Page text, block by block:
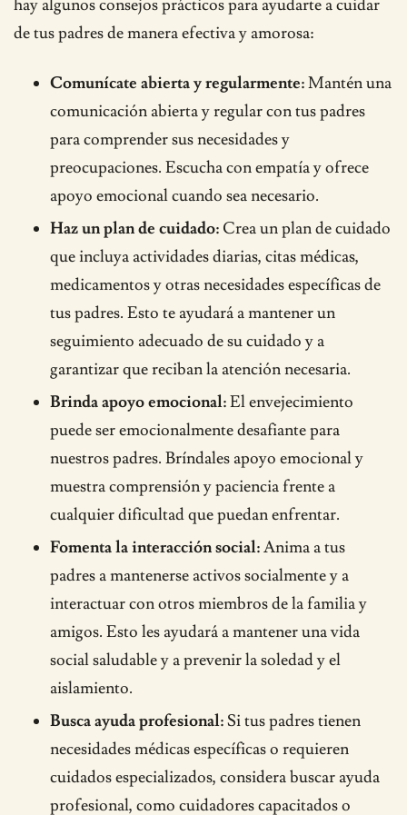
hay algunos consejos prácticos para ayudarte a cuidar
de tus padres de manera efectiva y amorosa:
Comunícate abierta y regularmente:Mantén una
comunicación abierta y regular con tus padres
para comprender sus necesidades y
preocupaciones. Escucha con empatía y ofrece
apoyo emocional cuando sea necesario.
Haz un plan de cuidado: Crea un plan de cuidado
que incluya actividades diarias, citas médicas,
medicamentos y otras necesidades específicas de
tus padres. Esto te ayudará a mantener un
seguimiento adecuado de su cuidado y a
garantizar que reciban la atención necesaria.
Brinda apoyo emocional:El envejecimiento
puede ser emocionalmente desafiante para
nuestros padres. Bríndales apoyo emocional y
muestra comprensión y paciencia frente a
cualquier dificultad que puedan enfrentar.
Fomenta la interacción social:Anima a tus
padres a mantenerse activos socialmente y a
interactuar con otros miembros de la familia y
amigos. Esto les ayudará a mantener una vida
social saludable y a prevenir la soledad y el
aislamiento.
Busca ayuda profesional:Si tus padres tienen
necesidades médicas específicas o requieren
cuidados especializados, considera buscar ayuda
profesional, como cuidadores capacitados o